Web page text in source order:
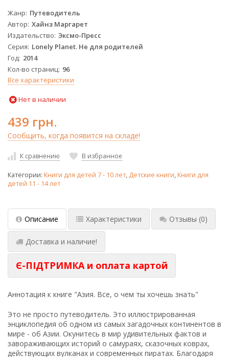
Жанр Путеводитель
Автор Хайнз Маргарет
Издательство Эксмо-Пресс
Серия Lonely Planet. Не для родителей
Год 2014
Кол-во страниц 96
Все характеристики
Нет в наличии
439 грн.
Сообщить, когда появится на складе!
К сравнению В избранное
Категории: Книги для детей 7 - 10 лет, Детские книги,Книги для
детей 11 - 14 лет
Описание Характеристики Отзывы (0)
Доставка и наличие!
Є-ПІДТРИМКА и оплата картой
Аннотация к книге "Азия. Все, о чем ты хочешь знать"
Это не просто путеводитель. Это иллюстрированная
энциклопедия об одном из самых загадочных континентов в
мире - об Азии. Окунитесь в мир удивительных фактов и
завораживающих историй о самураях, сказочных коврах,
действующих вулканах и современных пиратах. Благодаря